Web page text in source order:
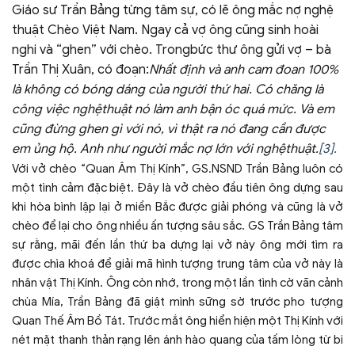
Giáo sư Trần Bảng từng tâm sự, có lẽ ông mắc nợ nghệ
thuật Chèo Việt Nam. Ngay cả vợ ông cũng sinh hoài
nghi và “ghen” với chèo. Trongbức thư ông gửi vợ – bà
Trần Thị Xuân, có đoạn:Nhất định và anh cam đoan 100%
là không có bóng dáng của người thứ hai. Có chăng là
công việc nghệthuật nó làm anh bận óc quá mức. Và em
cũng đừng ghen gì với nó, vì thật ra nó đang cần được
em ủng hộ. Anh như người mắc nợ lớn với nghệthuật.[3].
Với vở chèo “Quan Âm Thị Kính”, GS.NSND Trần Bảng luôn có
một tình cảm đặc biệt. Đây là vở chèo đầu tiên ông dựng sau
khi hòa bình lập lại ở miền Bắc được giải phóng và cũng là vở
chèo để lại cho ông nhiều ấn tượng sâu sắc. GS Trần Bảng tâm
sự rằng, mãi đến lần thứ ba dựng lại vở này ông mới tìm ra
được chìa khoá để giải mã hình tượng trung tâm của vở này là
nhân vật Thị Kính. Ông còn nhớ, trong một lần tình cờ vãn cảnh
chùa Mía, Trần Bảng đã giật mình sững sờ trước pho tượng
Quan Thế Âm Bồ Tát. Trước mắt ông hiển hiện một Thị Kính với
nét mặt thanh thản rạng lên ánh hào quang của tấm lòng từ bi